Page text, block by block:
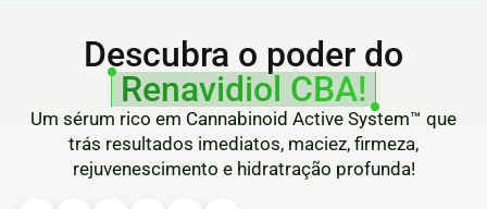
Descubra o poder do
Renavidiol CBA!
Um sérum rico em Cannabinoid Active System™ que
trás resultados imediatos, maciez, firmeza,
rejuvenescimento e hidratração profunda!